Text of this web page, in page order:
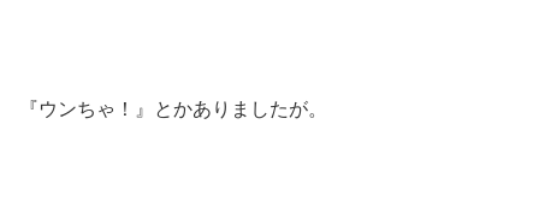
『ウンちゃ！』とかありましたが。